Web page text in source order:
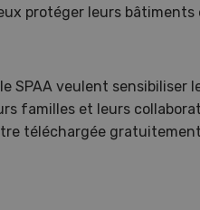
protéger leurs bâtiments
SPAA veulent sensibiliser
familles et leurs
téléchargée
L’agriculture à l’ère du
climatique